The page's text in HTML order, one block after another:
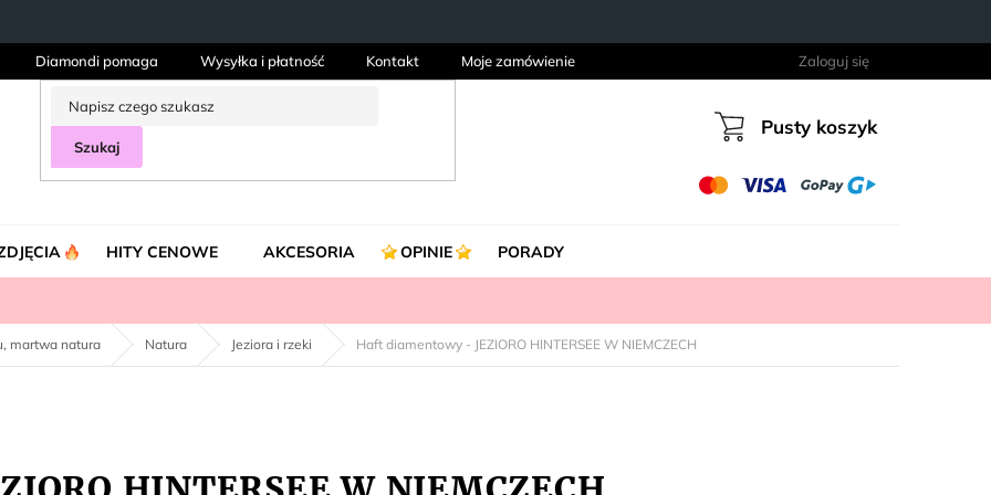
Diamondi pomaga Wysyłka i płatność Kontakt Moje zamówienie Zaloguj się
Szukaj Koszyk
Pusty koszyk
HITY CENOWE AKCESORIA OPINIE PORADY
martwa natura Natura Jeziora i rzeki Haft diamentowy - JEZIORO HINTERSEE W NIEMCZECH